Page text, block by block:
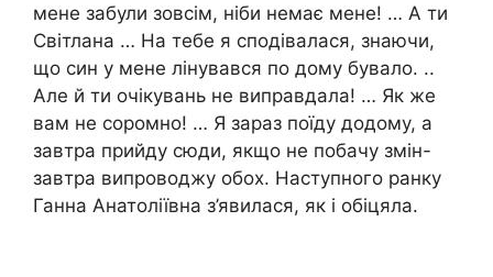
мене забули зовсім, ніби немає мене! … А ти
Світлана … На тебе я сподівалася, знаючи,
що син у мене лінувався по дому бувало. ..
Але й ти очікувань не виправдала! … Як же
вам не соромно! … Я зараз поїду додому, а
завтра прийду сюди, якщо не побачу змін-
завтра випроводжу обох. Наступного ранку
Ганна Анатоліївна з’явилася, як і обіцяла.